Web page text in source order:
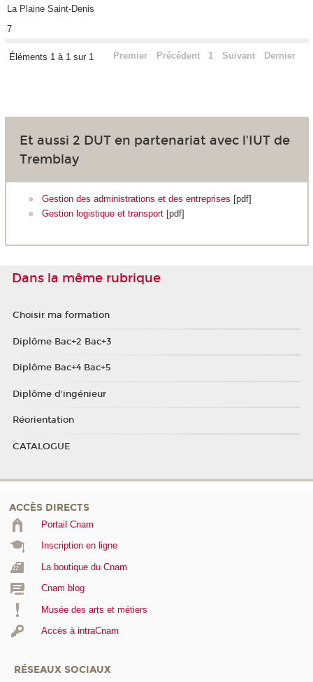
La Plaine Saint-Denis
7
Éléments 1 à 1 sur 1 Premier Précédent 1 Suivant Dernier
Et aussi 2 DUT en partenariat avec l'IUT de
Tremblay
Gestion des administrations et des entreprises [pdf]
Gestion logistique et transport [pdf]
Dans la même rubrique
Choisir ma formation
Diplôme Bac+2 Bac+3
Diplôme Bac+4 Bac+5
Diplôme d'ingénieur
Réorientation
CATALOGUE
ACCÈS DIRECTS
Portail Cnam
Inscription en ligne
La boutique du Cnam
Cnam blog
Musée des arts et métiers
Accès à intraCnam
RÉSEAUX SOCIAUX